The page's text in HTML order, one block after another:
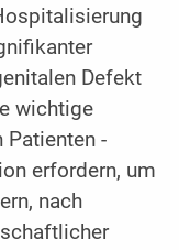
Defekt
wichtige
Patienten
erfordern, um
nach